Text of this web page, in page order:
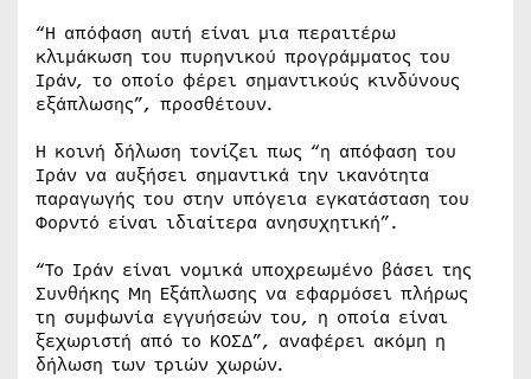
“Η απόφαση αυτή είναι μια περαιτέρω
κλιμάκωση του πυρηνικού προγράμματος του
Ιράν, το οποίο φέρει σημαντικούς κινδύνους
εξάπλωσης”, προσθέτουν.
Η κοινή δήλωση τονίζει πως “η απόφαση του
Ιράν να αυξήσει σημαντικά την ικανότητα
παραγωγής του στην υπόγεια εγκατάσταση του
Φορντό είναι ιδιαίτερα ανησυχητική”.
“Το Ιράν είναι νομικά υποχρεωμένο βάσει της
Συνθήκης Μη Εξάπλωσης να εφαρμόσει πλήρως
τη συμφωνία εγγυήσεών του, η οποία είναι
ξεχωριστή από το ΚΟΣΔ”, αναφέρει ακόμη η
δήλωση των τριών χωρών.